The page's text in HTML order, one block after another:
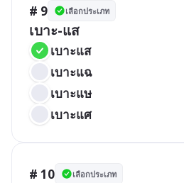
# 9 เลือกประเภท
เบาะ-แส
เบาะแส
เบาะแฉ
เบาะแษ
เบาะแศ
# 10 เลือกประเภท